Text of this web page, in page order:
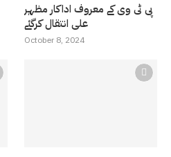
پی ٹی وی کے معروف اداکار مظہر
علی انتقال کرگئے
October 8, 2024